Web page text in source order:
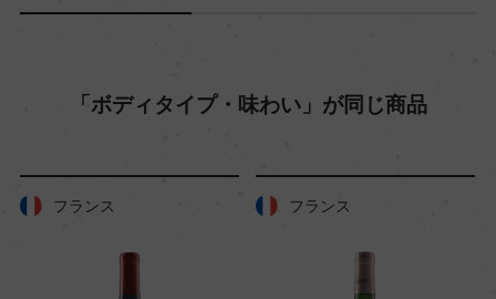
45hl/ha
土壌
「ボディタイプ・味わい」が同じ商品
フランス フランス